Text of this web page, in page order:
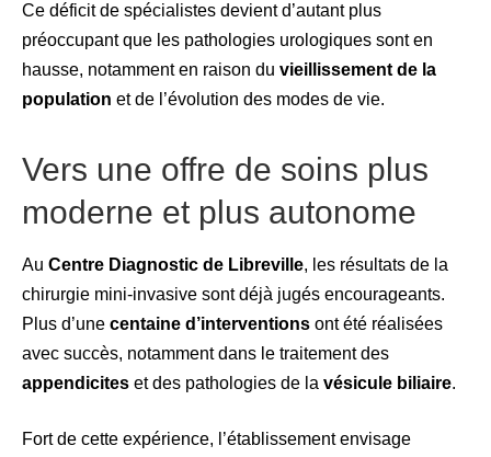
Ce déficit de spécialistes devient d’autant plus
préoccupant que les pathologies urologiques sont en
hausse, notamment en raison du vieillissement de la
population et de l’évolution des modes de vie.
Vers une offre de soins plus
moderne et plus autonome
Au Centre Diagnostic de Libreville, les résultats de la
chirurgie mini-invasive sont déjà jugés encourageants.
Plus d’une centaine d’interventions ont été réalisées
avec succès, notamment dans le traitement des
appendicites et des pathologies de la vésicule biliaire.
Fort de cette expérience, l’établissement envisage